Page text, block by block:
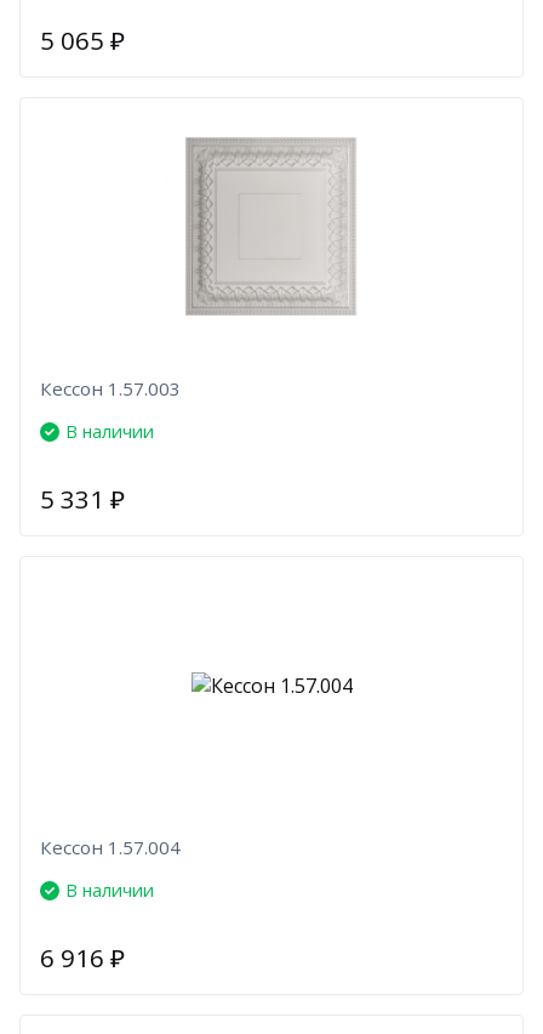
5 065 ₽
Кессон 1.57.003
В наличии
5 331 ₽
Кессон 1.57.004
В наличии
6 916 ₽